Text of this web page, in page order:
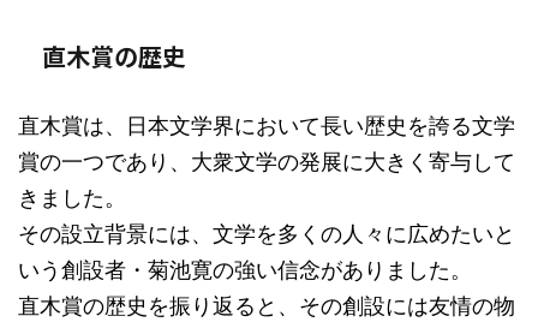
直木賞の歴史
直木賞は、日本文学界において長い歴史を誇る文学
賞の一つであり、大衆文学の発展に大きく寄与して
きました。
その設立背景には、文学を多くの人々に広めたいと
いう創設者・菊池寛の強い信念がありました。
直木賞の歴史を振り返ると、その創設には友情の物